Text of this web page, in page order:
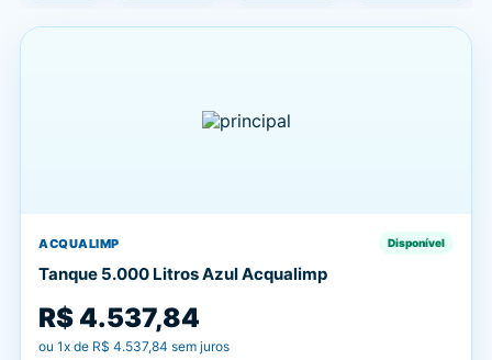
ACQUALIMP Disponível
Tanque 5.000 Litros Azul Acqualimp
R$ 4.537,84
ou 1x de R$ 4.537,84 sem juros